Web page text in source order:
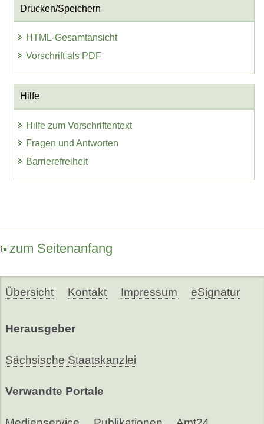
Drucken/Speichern
HTML-Gesamtansicht
Vorschrift als PDF
Hilfe
Hilfe zum Vorschriftentext
Fragen und Antworten
Barrierefreiheit
zum Seitenanfang
Übersicht Kontakt Impressum eSignatur
Herausgeber
Sächsische Staatskanzlei
Verwandte Portale